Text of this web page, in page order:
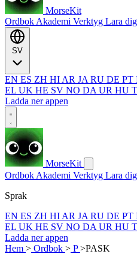
MorseKit
Ordbok Akademi Verktyg Lara dig
EN ES ZH HI AR JA RU DE PT
EL UK HE SV NO DA UR HU
Ladda ner appen
MorseKit
Ordbok Akademi Verktyg Lara dig
Sprak
EN ES ZH HI AR JA RU DE PT
EL UK HE SV NO DA UR HU
Ladda ner appen
Hem > Ordbok > P>PASK